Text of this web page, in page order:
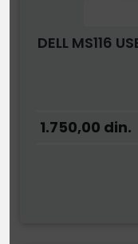
DELL MS116
1.750,00 din.